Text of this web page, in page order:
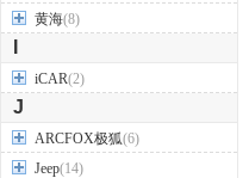
黄海(8)
iCAR(2)
J
ARCFOX极狐(6)
Jeep(14)